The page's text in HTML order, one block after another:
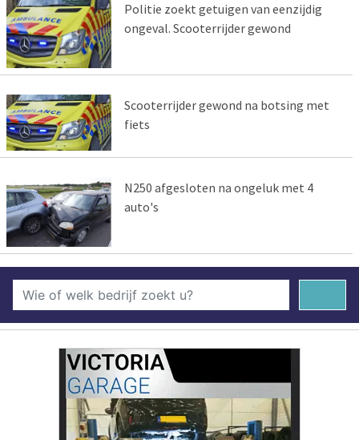
Politie zoekt getuigen van eenzijdig
ongeval. Scooterrijder gewond
Scooterrijder gewond na botsing met
fiets
N250 afgesloten na ongeluk met 4
auto's